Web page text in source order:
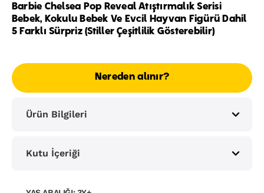
Barbie Chelsea Pop Reveal Atıştırmalık Serisi
Bebek, Kokulu Bebek Ve Evcil Hayvan Figürü Dahil
5 Farklı Sürpriz (Stiller Çeşitlilik Gösterebilir)
Nereden alınır?
Ürün Bilgileri
Kutu İçeriği